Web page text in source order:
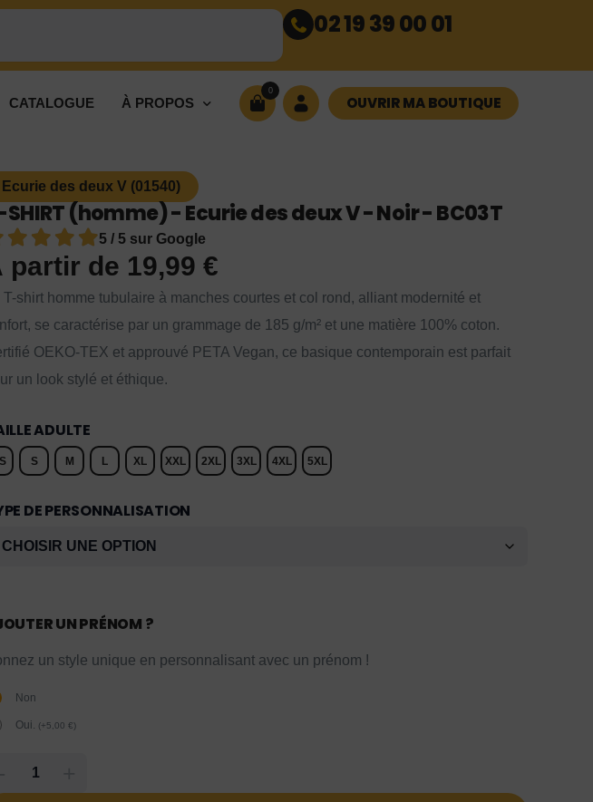
02 19 39 00 01
CATALOGUE À PROPOS
0
OUVRIR MA BOUTIQUE
Ecurie des deux V (01540)
(homme) - Ecurie des deux V - Noir - BC03T
5 / 5 sur Google
partir de 19,99 €
T-shirt homme tubulaire à manches courtes et col rond, alliant modernité et
se caractérise par un grammage de 185 g/m² et une matière 100% coton.
OEKO-TEX et approuvé PETA Vegan, ce basique contemporain est parfait
un look stylé et éthique.
ADULTE
S M L XL XXL 2XL 3XL 4XL 5XL
DE PERSONNALISATION
UN PRÉNOM ?
un style unique en personnalisant avec un prénom !
Non
Oui. (+5,00 €)